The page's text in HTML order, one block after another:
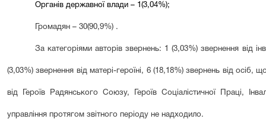
Органів державної влади – 1(3,04%);
Громадян – 30(90,9%) .
За категоріями авторів звернень: 1 (3,03%) звернення від
(3,03%) звернення від матері-героїні, 6 (18,18%) звернень від
від Героїв Радянського Союзу, Героїв Соціалістичної Праці,
управління протягом звітного періоду не надходило.